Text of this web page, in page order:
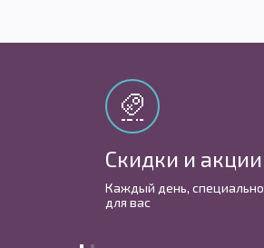
Скидки и акции
Каждый день, cпециально
для вас